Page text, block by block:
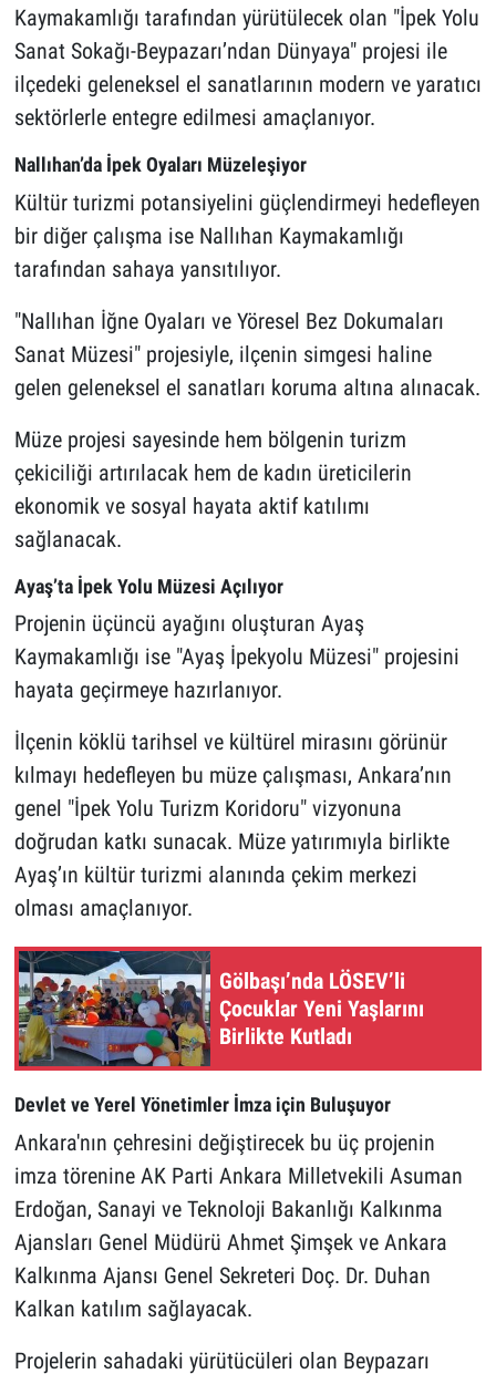
Kaymakamlığı tarafından yürütülecek olan "İpek Yolu
Sanat Sokağı-Beypazarı’ndan Dünyaya" projesi ile
ilçedeki geleneksel el sanatlarının modern ve yaratıcı
sektörlerle entegre edilmesi amaçlanıyor.
Nallıhan’da İpek Oyaları Müzeleşiyor
Kültür turizmi potansiyelini güçlendirmeyi hedefleyen
bir diğer çalışma ise Nallıhan Kaymakamlığı
tarafından sahaya yansıtılıyor.
"Nallıhan İğne Oyaları ve Yöresel Bez Dokumaları
Sanat Müzesi" projesiyle, ilçenin simgesi haline
gelen geleneksel el sanatları koruma altına alınacak.
Müze projesi sayesinde hem bölgenin turizm
çekiciliği artırılacak hem de kadın üreticilerin
ekonomik ve sosyal hayata aktif katılımı
sağlanacak.
Ayaş’ta İpek Yolu Müzesi Açılıyor
Projenin üçüncü ayağını oluşturan Ayaş
Kaymakamlığı ise "Ayaş İpekyolu Müzesi" projesini
hayata geçirmeye hazırlanıyor.
İlçenin köklü tarihsel ve kültürel mirasını görünür
kılmayı hedefleyen bu müze çalışması, Ankara’nın
genel "İpek Yolu Turizm Koridoru" vizyonuna
doğrudan katkı sunacak. Müze yatırımıyla birlikte
Ayaş’ın kültür turizmi alanında çekim merkezi
olması amaçlanıyor.
Gölbaşı’nda LÖSEV’li
Çocuklar Yeni Yaşlarını
Birlikte Kutladı
Devlet ve Yerel Yönetimler İmza için Buluşuyor
Ankara'nın çehresini değiştirecek bu üç projenin
imza törenine AK Parti Ankara Milletvekili Asuman
Erdoğan, Sanayi ve Teknoloji Bakanlığı Kalkınma
Ajansları Genel Müdürü Ahmet Şimşek ve Ankara
Kalkınma Ajansı Genel Sekreteri Doç. Dr. Duhan
Kalkan katılım sağlayacak.
Projelerin sahadaki yürütücüleri olan Beypazarı